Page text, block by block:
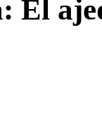
El